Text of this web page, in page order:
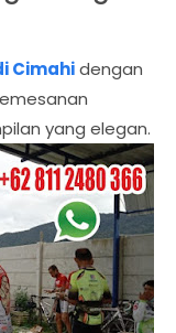
Cimahidengan
yang elegan.